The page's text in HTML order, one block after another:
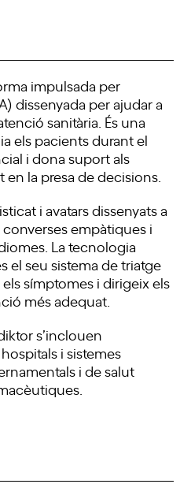
impulsada per
dissenyada per ajudar a
sanitària. És una
els pacients durant el
i dona suport als
en la presa de decisions.
i avatars dissenyats a
empàtiques i
La tecnologia
el seu sistema de triatge
símptomes i dirigeix els
més adequat.
s’inclouen
i sistemes
i de salut